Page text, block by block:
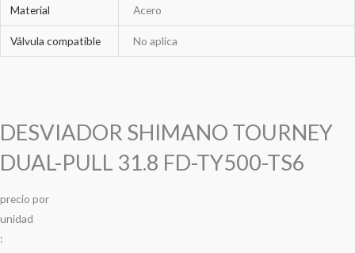
Material Acero
Válvula compatible No aplica
DESVIADOR SHIMANO TOURNEY
DUAL-PULL 31.8 FD-TY500-TS6
precio por
unidad
: